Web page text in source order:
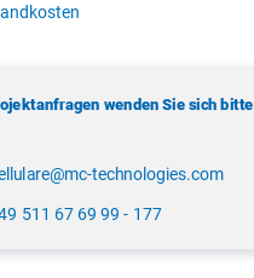
wenden Sie sich bitte
technologies.com
511 67 69 99 - 177